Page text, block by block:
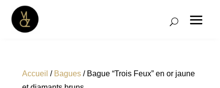
Accueil / Bagues/ Bague “Trois Feux” en or jaune